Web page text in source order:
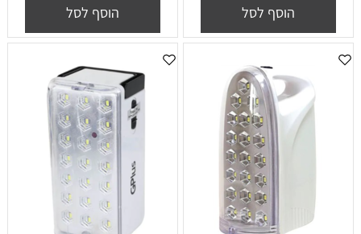
הוסף לסל הוסף לסל